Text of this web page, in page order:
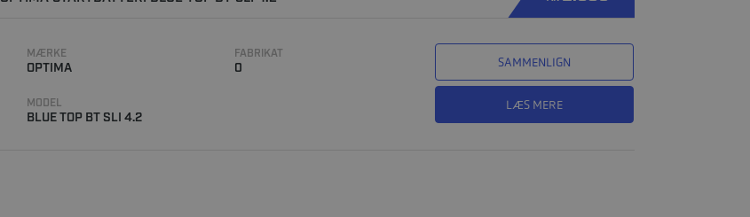
MÆRKE
OPTIMA
FABRIKAT
0
MODEL
BLUE TOP BT SLI 4.2
SAMMENLIGN
LÆS MERE